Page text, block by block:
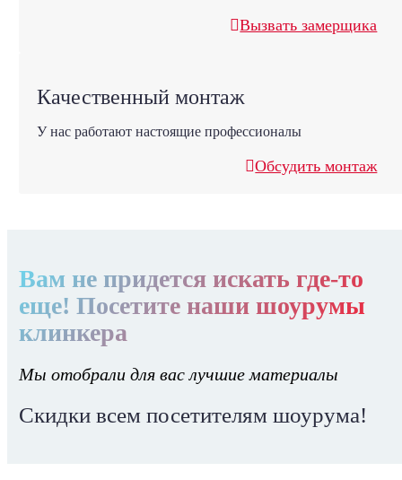
Вызвать замерщика
Качественный монтаж
У нас работают настоящие профессионалы
Обсудить монтаж
Вам не придется искать где-то
еще! Посетите наши шоурумы
клинкера
Мы отобрали для вас лучшие материалы
Скидки всем посетителям шоурума!